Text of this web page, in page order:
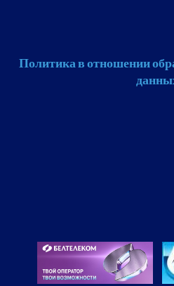
Политика в отношении